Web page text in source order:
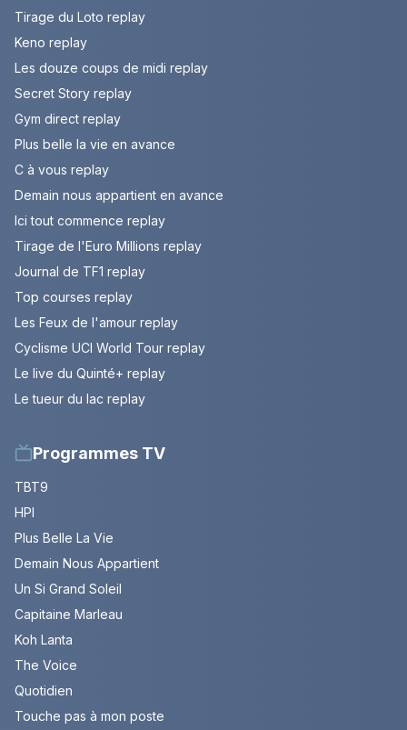
Tirage du Loto replay
Keno replay
Les douze coups de midi replay
Secret Story replay
Gym direct replay
Plus belle la vie en avance
C à vous replay
Demain nous appartient en avance
Ici tout commence replay
Tirage de l'Euro Millions replay
Journal de TF1 replay
Top courses replay
Les Feux de l'amour replay
Cyclisme UCI World Tour replay
Le live du Quinté+ replay
Le tueur du lac replay
Programmes TV
TBT9
HPI
Plus Belle La Vie
Demain Nous Appartient
Un Si Grand Soleil
Capitaine Marleau
Koh Lanta
The Voice
Quotidien
Touche pas à mon poste